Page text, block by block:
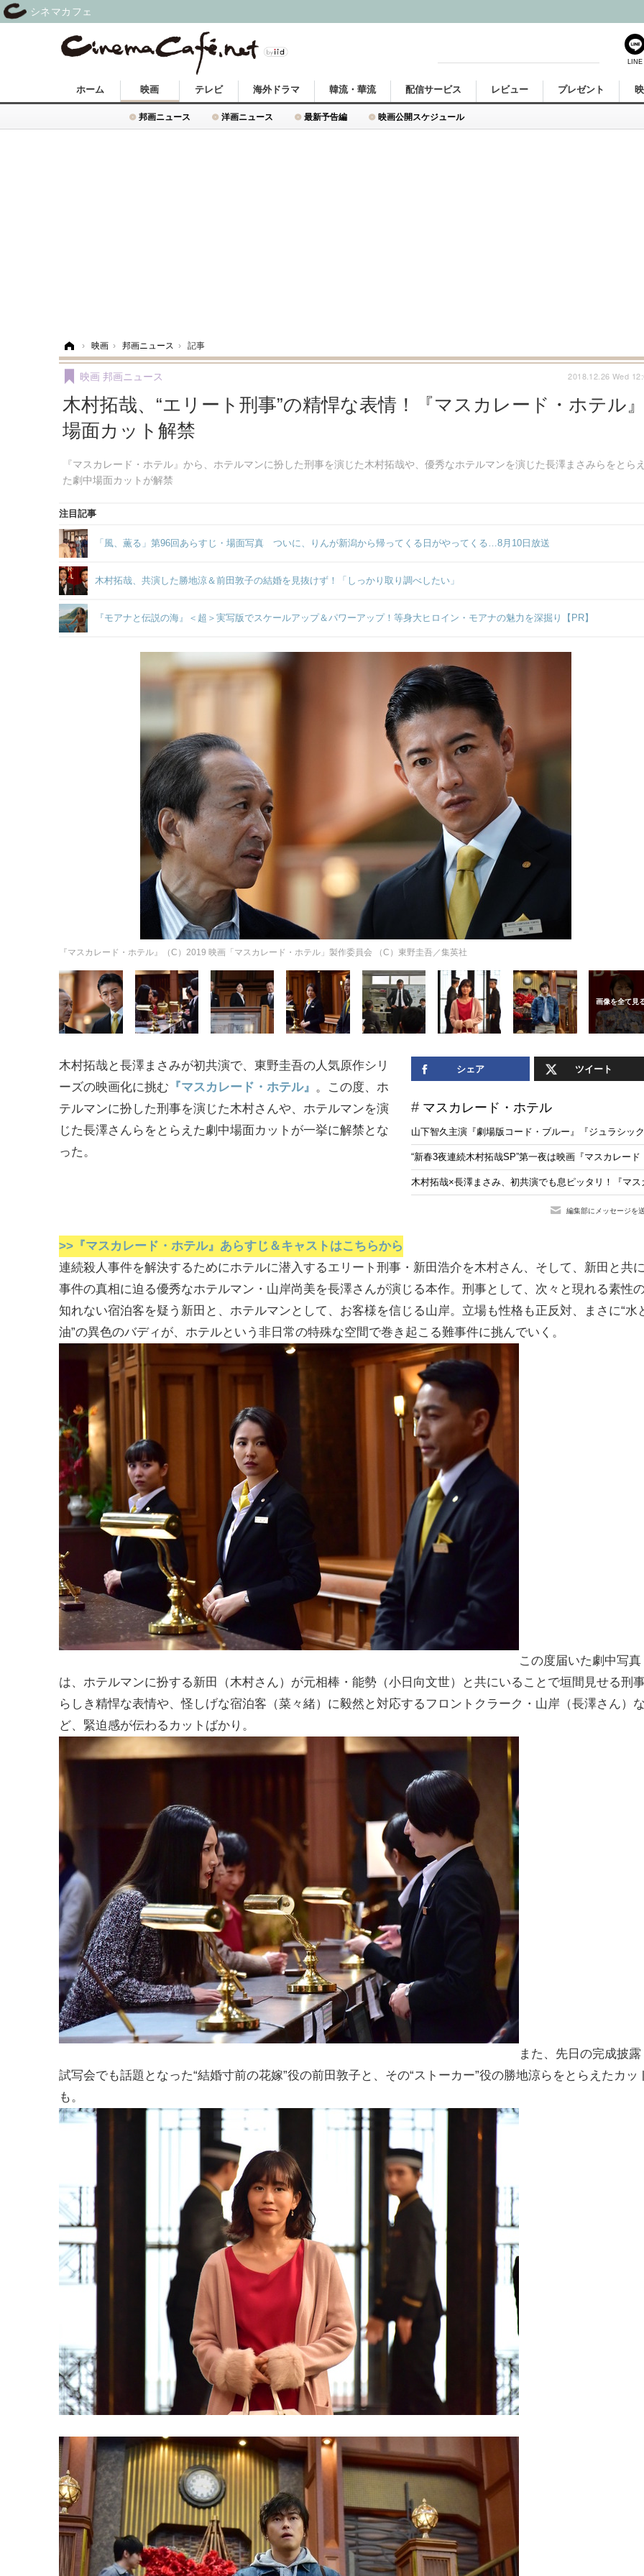
ホーム 映画
邦画ニュース 洋画ニュース 最新予告編 映画公開スケジュール
テレビ 海外ドラマ 韓流・華流 配信サービス レビュー プレゼント
› 映画 › 邦画ニュース › 記事
木村拓哉、“エリート刑事”の精悍な表情！『マスカレード・ホテル
場面カット解禁
『マスカレード・ホテル』から、ホテルマンに扮した刑事を演じた木村拓哉や、優秀なホテルマンを演じた長澤まさみらをとら
た劇中場面カットが解禁
映画 邦画ニュース 2018.12.26 Wed
注目記事
「風、薫る」第96回あらすじ・場面写真 ついに、りんが新潟から帰ってくる日がやってくる…8月10日放送
木村拓哉、共演した勝地涼＆前田敦子の結婚を見抜けず！「しっかり取り調べしたい」
『モアナと伝説の海』＜超＞実写版でスケールアップ＆パワーアップ！等身大ヒロイン・モアナの魅力を深掘り【PR】
『マスカレード・ホテル』（C）2019 映画「マスカレード・ホテル」製作委員会 （C）東野圭吾／集英社
シェア ツイート
マスカレード・ホテル
山下智久主演『劇場版コード・ブルー』『ジュラシッ
“新春3夜連続木村拓哉SP”第一夜は映画『マスカレー
木村拓哉×長澤まさみ、初共演でも息ピッタリ！『マ
編集部にメッセージを
木村拓哉と長澤まさみが初共演で、東野圭吾の人気原作シリ
ーズの映画化に挑む 『マスカレード・ホテル』 。この度、ホ
テルマンに扮した刑事を演じた木村さんや、ホテルマンを演
じた長澤さんらをとらえた劇中場面カットが一挙に解禁とな
った。
>>『マスカレード・ホテル』あらすじ＆キャストはこちらから
連続殺人事件を解決するためにホテルに潜入するエリート刑事・新田浩介を木村さん、そして、新田と共
事件の真相に迫る優秀なホテルマン・山岸尚美を長澤さんが演じる本作。刑事として、次々と現れる素性
知れない宿泊客を疑う新田と、ホテルマンとして、お客様を信じる山岸。立場も性格も正反対、まさに“水
油”の異色のバディが、ホテルという非日常の特殊な空間で巻き起こる難事件に挑んでいく。
この度届いた劇中写真
は、ホテルマンに扮する新田（木村さん）が元相棒・能勢（小日向文世）と共にいることで垣間見せる刑
らしき精悍な表情や、怪しげな宿泊客（菜々緒）に毅然と対応するフロントクラーク・山岸（長澤さん）
ど、緊迫感が伝わるカットばかり。
また、先日の完成披露
試写会でも話題となった“結婚寸前の花嫁”役の前田敦子と、その“ストーカー”役の勝地涼らをとらえたカッ
も。
LINE
シネマカフェ